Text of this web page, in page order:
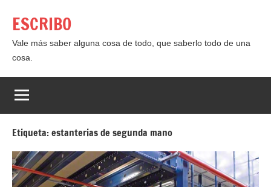
contenido
ESCRIBO
Vale más saber alguna cosa de todo, que saberlo todo de una
cosa.
Etiqueta:estanterias de segunda mano